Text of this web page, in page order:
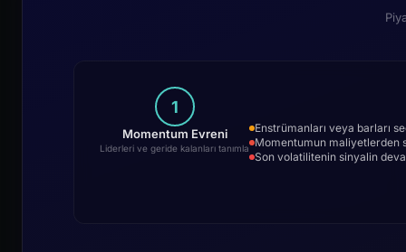
1
Momentum Evreni
Liderleri ve geride kalanları tanımla
Enstrümanları veya barları
Momentumun maliyetlerden
Son volatilitenin sinyalin